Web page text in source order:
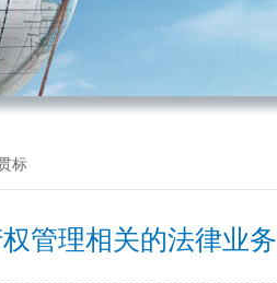
标
管理相关的法律业务